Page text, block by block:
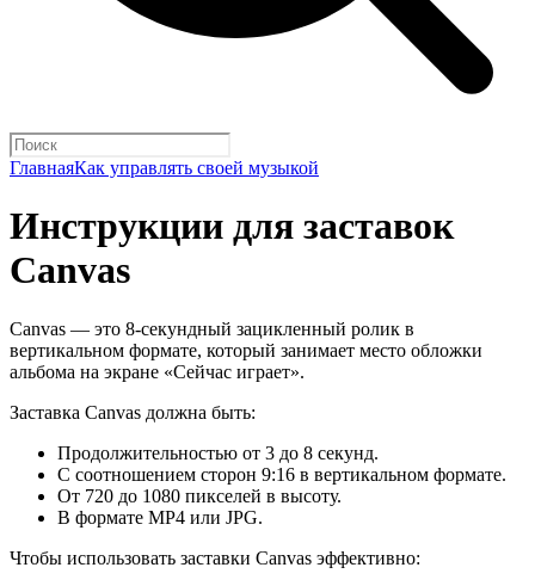
ГлавнаяКак управлять своей музыкой
Инструкции для заставок
Canvas
Canvas — это 8-секундный зацикленный ролик в
вертикальном формате, который занимает место обложки
альбома на экране «Сейчас играет».
Заставка Canvas должна быть:
Продолжительностью от 3 до 8 секунд.
С соотношением сторон 9:16 в вертикальном формате.
От 720 до 1080 пикселей в высоту.
В формате MP4 или JPG.
Чтобы использовать заставки Canvas эффективно: